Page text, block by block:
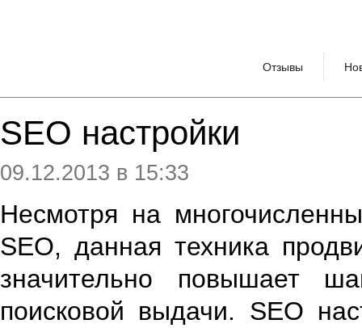
Отзывы
SEO настройки
09.12.2013 в 15:33
Несмотря на
SEO, данная техника
значительно повышает
поисковой выдачи. SEO